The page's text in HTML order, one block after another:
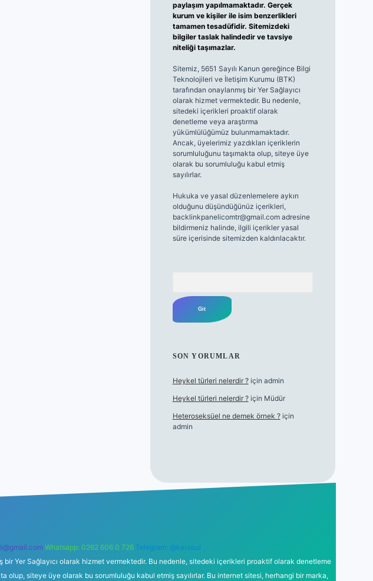
paylaşım yapılmamaktadır. Gerçek
kurum ve kişiler ile isim benzerlikleri
tamamen tesadüfidir. Sitemizdeki
bilgiler taslak halindedir ve tavsiye
niteliği taşımazlar.
Sitemiz, 5651 Sayılı Kanun gereğince Bilgi
Teknolojileri ve İletişim Kurumu (BTK)
tarafından onaylanmış bir Yer Sağlayıcı
olarak hizmet vermektedir. Bu nedenle,
sitedeki içerikleri proaktif olarak
denetleme veya araştırma
yükümlülüğümüz bulunmamaktadır.
Ancak, üyelerimiz yazdıkları içeriklerin
sorumluluğunu taşımakta olup, siteye üye
olarak bu sorumluluğu kabul etmiş
sayılırlar.
Hukuka ve yasal düzenlemelere aykırı
olduğunu düşündüğünüz içerikleri,
backlinkpanelicomtr@gmail.comadresine
bildirmeniz halinde, ilgili içerikler yasal
süre içerisinde sitemizden kaldırılacaktır.
SON YORUMLAR
Heykel türleri nelerdir ?için admin
Heykel türleri nelerdir ?için Müdür
Heteroseksüel ne demek örnek ?için
admin
Whatsapp: 0262 606 0 726 Telegram: @karabul
Yer Sağlayıcı olarak hizmet vermektedir. Bu nedenle, sitedeki içerikleri proaktif olarak denetleme
siteye üye olarak bu sorumluluğu kabul etmiş sayılırlar. Bu internet sitesi, herhangi bir marka,